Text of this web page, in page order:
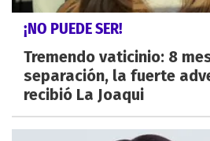
¡NO PUEDE SER!
Tremendo vaticinio: 8
separación, la fuerte
recibió La Joaqui